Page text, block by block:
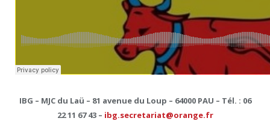
IBG – MJC du Laü – 81 avenue du Loup – 64000 PAU – Tél. : 06
22 11 67 43 – ibg.secretariat@orange.fr